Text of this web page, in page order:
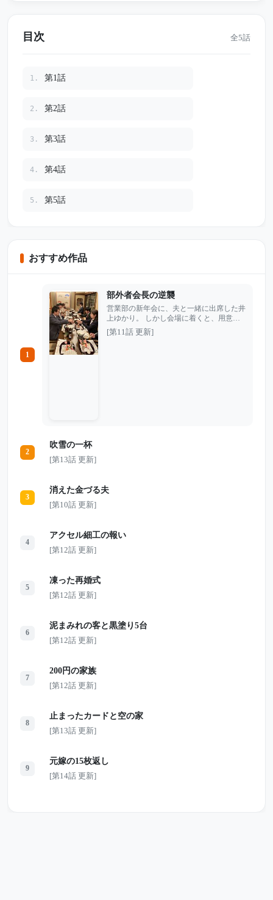
目次 全5話
1. 第1話
2. 第2話
3. 第3話
4. 第4話
5. 第5話
おすすめ作品
1
部外者会長の逆襲
営業部の新年会に、夫と一緒に出席した井
上ゆかり。 しかし会場に着くと、用意さ
れているはずの席はなく、課長の獅倉から
は笑いながらこう言われた。 「今日は関
[第11話 更新]
2
吹雪の一杯
[第13話 更新]
3
消えた金づる夫
[第10話 更新]
4
アクセル細工の報い
[第12話 更新]
5
凍った再婚式
[第12話 更新]
6
泥まみれの客と黒塗り5台
[第12話 更新]
7
200円の家族
[第12話 更新]
8
止まったカードと空の家
[第13話 更新]
9
元嫁の15枚返し
[第14話 更新]